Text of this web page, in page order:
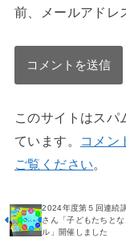
前、メールアドレ
このサイトはスパ
ています。
コメン
ご覧ください。
2024年度第５回連続
さん「子どもたちと
ル」開催しました